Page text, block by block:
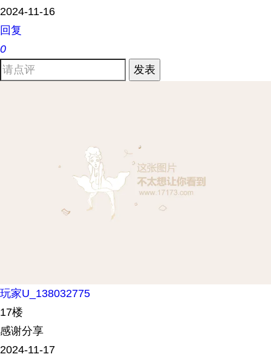
2024-11-16
回复
0
发表
玩家U_138032775
17楼
感谢分享
2024-11-17